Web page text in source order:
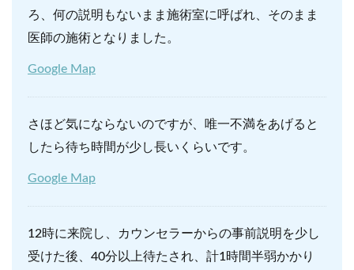
ろ、何の説明もないまま施術室に呼ばれ、そのまま
医師の施術となりました。
Google Map
さほど気にならないのですが、唯一不満をあげると
したら待ち時間が少し長いくらいです。
Google Map
12時に来院し、カウンセラーからの事前説明を少し
受けた後、40分以上待たされ、計1時間半弱かかり